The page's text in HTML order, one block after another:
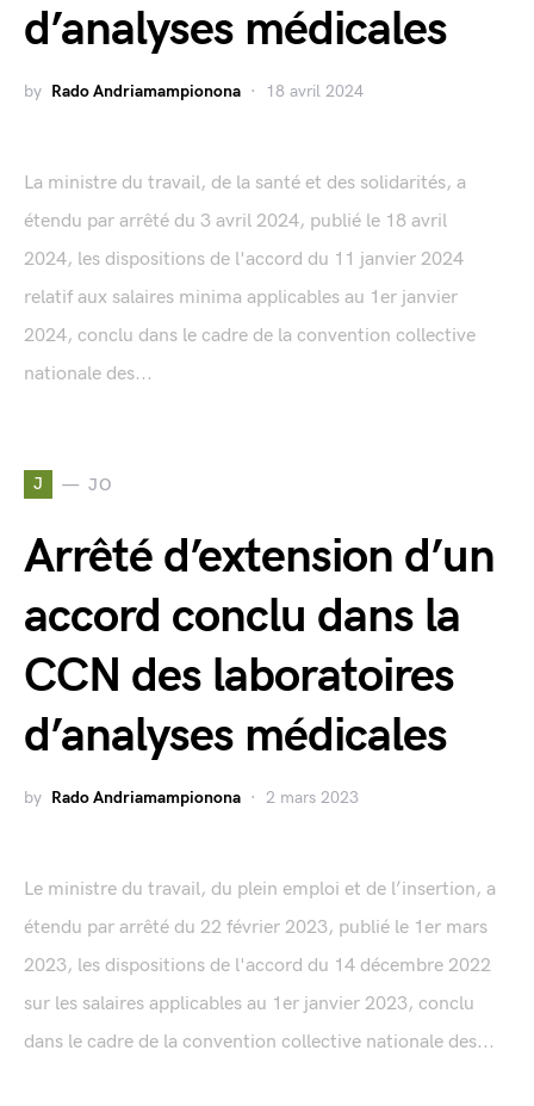
d’analyses médicales
by Rado Andriamampionona 18 avril 2024
La ministre du travail, de la santé et des solidarités, a
étendu par arrêté du 3 avril 2024, publié le 18 avril
2024, les dispositions de l'accord du 11 janvier 2024
relatif aux salaires minima applicables au 1er janvier
2024, conclu dans le cadre de la convention collective
nationale des...
J JO
Arrêté d’extension d’un
accord conclu dans la
CCN des laboratoires
d’analyses médicales
by Rado Andriamampionona 2 mars 2023
Le ministre du travail, du plein emploi et de l’insertion, a
étendu par arrêté du 22 février 2023, publié le 1er mars
2023, les dispositions de l'accord du 14 décembre 2022
sur les salaires applicables au 1er janvier 2023, conclu
dans le cadre de la convention collective nationale des...